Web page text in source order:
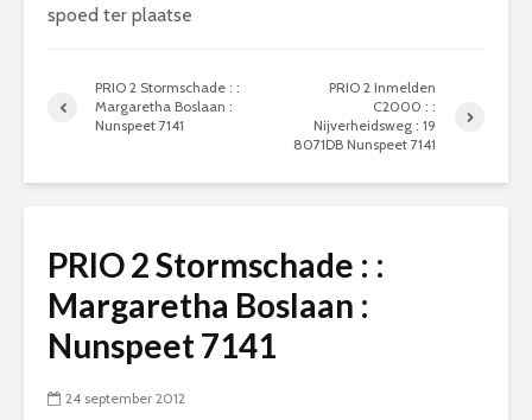
spoed ter plaatse
PRIO 2 Stormschade : :
Margaretha Boslaan :
Nunspeet 7141
PRIO 2 Inmelden
C2000 : :
Nijverheidsweg : 19
8071DB Nunspeet 7141
PRIO 2 Stormschade : :
Margaretha Boslaan :
Nunspeet 7141
24 september 2012